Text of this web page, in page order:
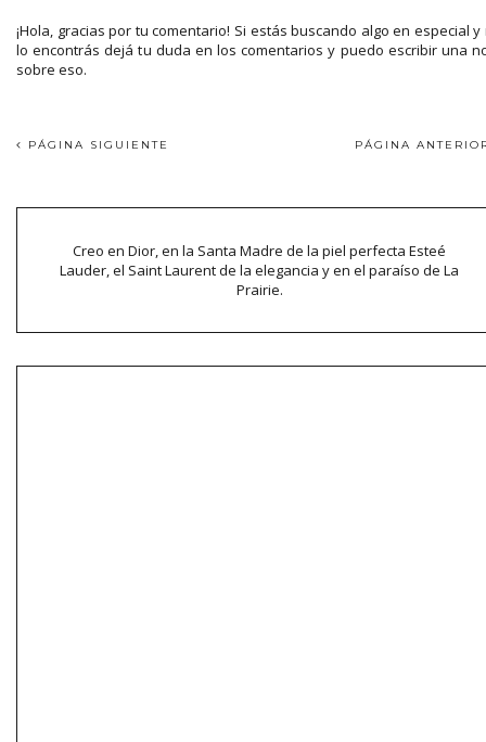
¡Hola, gracias por tu comentario! Si estás buscando algo en especial y
lo encontrás dejá tu duda en los comentarios y puedo escribir una
sobre eso.
PÁGINA SIGUIENTE PÁGINA
Creo en Dior, en la Santa Madre de la piel perfecta Esteé
Lauder, el Saint Laurent de la elegancia y en el paraíso de La
Prairie.